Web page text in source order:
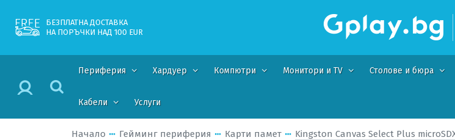
БЕЗПЛАТНА ДОСТАВКА
НА ПОРЪЧКИ НАД 100 EUR
Периферия Хардуер Компютри Монитори и TV Столове и бюра
Кабели Услуги
Начало Гейминг периферия Карти памет Kingston Canvas Select Plus